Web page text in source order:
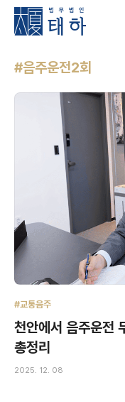
#음주운전2회
#교통음주
천안에서 음주운전
총정리
2025. 12. 08